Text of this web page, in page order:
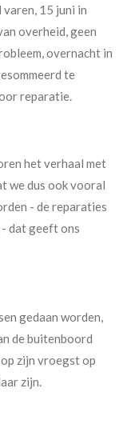
15 juni in
overheid, geen
overnacht in
te
reparatie.
het verhaal met
we dus ook vooral
- de reparaties
dat geeft ons
gedaan worden,
de buitenboord
zijn vroegst op
zijn.